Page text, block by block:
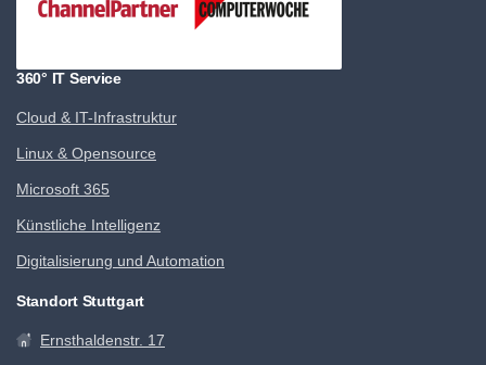
360° IT Service
Cloud & IT-Infrastruktur
Linux & Opensource
Microsoft 365
Künstliche Intelligenz
Digitalisierung und Automation
Standort Stuttgart
Ernsthaldenstr. 17